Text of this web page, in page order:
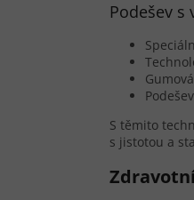
Podešev
Podešev
S těmito
s jistotou a